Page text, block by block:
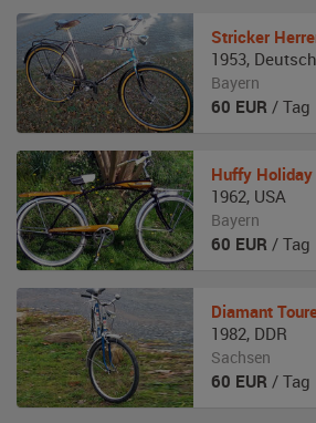
Stricker
1953,
Bayern
60 EUR / Tag
Huffy Holiday
1962, USA
Bayern
60 EUR / Tag
Diamant
1982, DDR
Sachsen
60 EUR / Tag